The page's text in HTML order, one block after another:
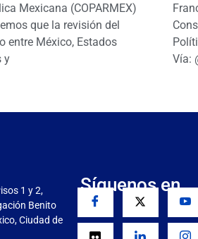
Mexicana (COPARMEX)
que la revisión del
entre México, Estados
y
Vía:
1 y 2,
Benito
Ciudad de
Síguenos en